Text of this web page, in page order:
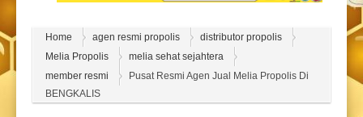
Home agen resmi propolis
distributor propolis
Melia Propolis
melia sehat sejahtera
member resmi
Pusat Resmi Agen Jual Melia Propolis Di
BENGKALIS